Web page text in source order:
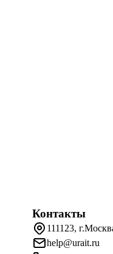
Контакты
111123,
help@urait.ru